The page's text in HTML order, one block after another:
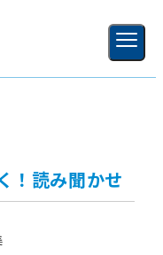
新規登録
！読み聞かせ